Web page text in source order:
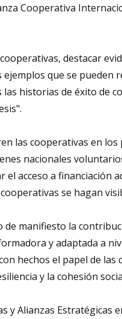
Cooperativa
destacar
que se pueden
historias de éxito de
las cooperativas en los
nacionales
acceso a financiación
se hagan
manifiesto la
y adaptada a
hechos el papel de
y la cohesión
y Alianzas Estratégicas